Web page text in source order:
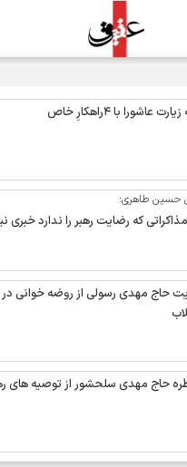
با ۴راهکارِ خاص
حسین طاهری:
که رضایت رهبر را ندارد خبری
حاج مهدی رسولی از روضه خوانی در
حاج مهدی سلحشور از توصیه های